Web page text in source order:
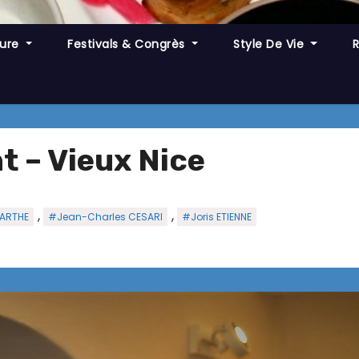
Festivals & Congrès Style De Vie
– Vieux Nice
, #Jean-Charles CESARI , #Joris ETIENNE